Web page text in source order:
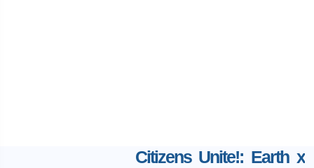
Citizens Unite!: Earth x